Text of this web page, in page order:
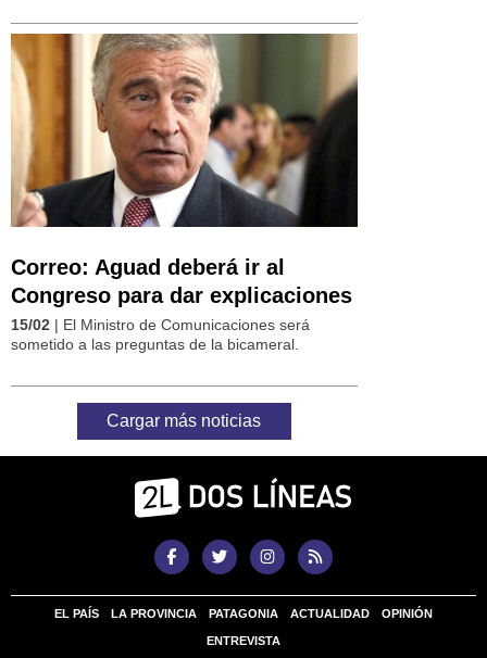
Correo: Aguad deberá ir al
Congreso para dar explicaciones
15/02 | El Ministro de Comunicaciones será
sometido a las preguntas de la bicameral.
Cargar más noticias
EL PAÍS LA PROVINCIA PATAGONIA ACTUALIDAD OPINIÓN
ENTREVISTA